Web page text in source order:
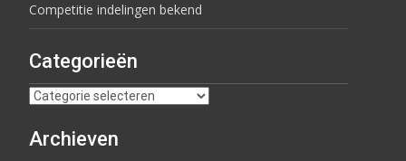
Competitie indelingen bekend
Categorieën
Archieven